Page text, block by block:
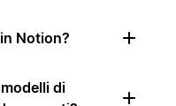
Notion?
di